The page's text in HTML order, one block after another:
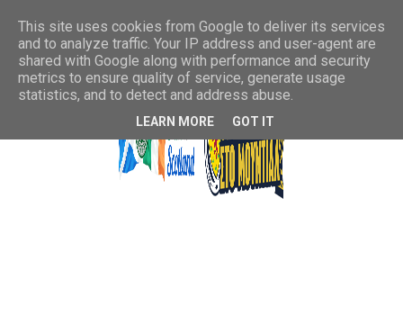
This site uses cookies from Google to deliver its services
and to analyze traffic. Your IP address and user-agent are
shared with Google along with performance and security
metrics to ensure quality of service, generate usage
statistics, and to detect and address abuse.
LEARN MORE GOT IT